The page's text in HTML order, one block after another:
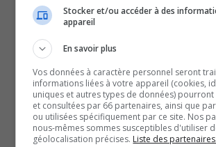
Toutefois, ce chiffre représente
rapportés officiellement par test PCR,
certains groupes de la population.
Il n’est plus possible de dresser le
infections.
Au Québec, 2554 personnes infectées
dont 60 en Outaouais aux dernières
Stocker et/ou accéder à des
appareil
En savoir plus
Vos données à caractère personnel seront
informations liées à votre appareil (cookies,
uniques et autres types de données)
et consultées par 66 partenaires, ainsi que
ou utilisées spécifiquement par ce site. Nos
nous-mêmes sommes susceptibles d'utiliser
géolocalisation précises. Liste des partenaires.